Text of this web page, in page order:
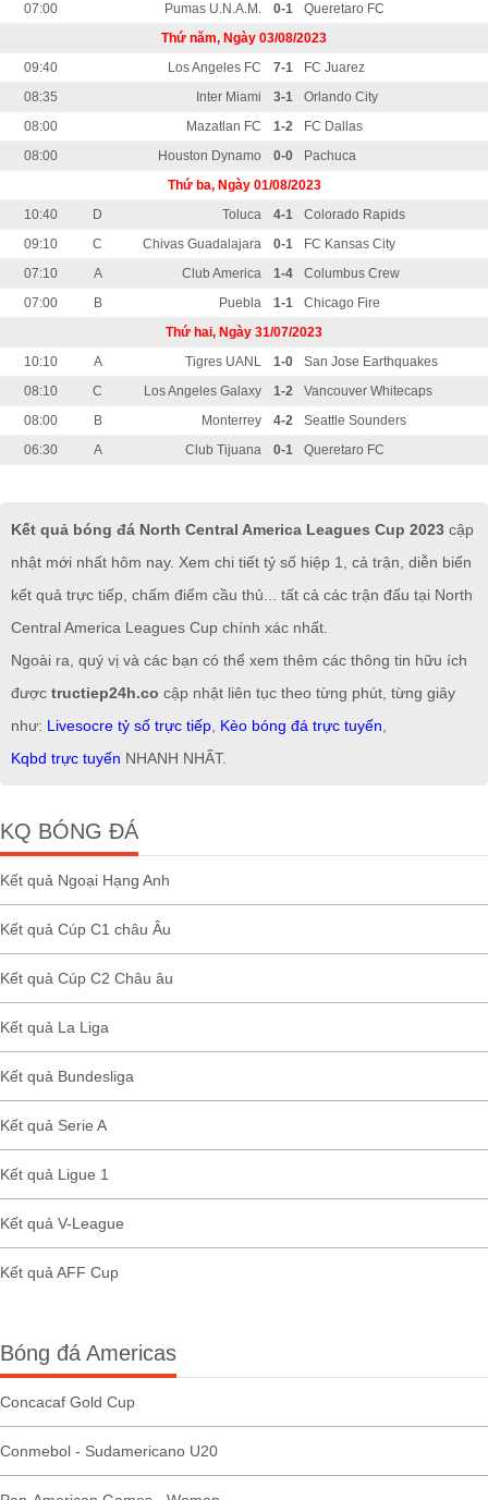
07:00
Pumas U.N.A.M. 0-1
Queretaro FC
Thứ năm, Ngày 03/08/2023
09:40
Los Angeles FC 7-1
FC Juarez
08:35
Inter Miami 3-1
Orlando City
08:00
Mazatlan FC 1-2
FC Dallas
08:00
Houston Dynamo 0-0
Pachuca
Thứ ba, Ngày 01/08/2023
10:40
D Toluca 4-1
Colorado Rapids
09:10
C Chivas Guadalajara 0-1
FC Kansas City
07:10
A Club America 1-4
Columbus Crew
07:00
B Puebla 1-1
Chicago Fire
Thứ hai, Ngày 31/07/2023
10:10
A Tigres UANL 1-0
San Jose Earthquakes
08:10
C Los Angeles Galaxy 1-2
Vancouver Whitecaps
08:00
B Monterrey 4-2
Seattle Sounders
06:30
A Club Tijuana 0-1 Queretaro FC
Kết quả bóng đá North Central America Leagues Cup 2023 cập
nhật mới nhất hôm nay. Xem chi tiết tỷ số hiệp 1, cả trận, diễn biến
kết quả trực tiếp, chấm điểm cầu thủ... tất cả các trận đấu tại North
Central America Leagues Cup chính xác nhất.
Ngoài ra, quý vị và các bạn có thể xem thêm các thông tin hữu ích
được tructiep24h.co cập nhật liên tục theo từng phút, từng giây
như: Livesocre tỷ số trực tiếp Kèo bóng đá trực tuyến
Kqbd trực tuyến NHANH NHẤT.
KQ BÓNG ĐÁ
Kết quả Ngoại Hạng Anh
Kết quả Cúp C1 châu Âu
Kết quả Cúp C2 Châu âu
Kết quả La Liga
Kết quả Bundesliga
Kết quả Serie A
Kết quả Ligue 1
Kết quả V-League
Kết quả AFF Cup
Bóng đá Americas
Concacaf Gold Cup
Conmebol - Sudamericano U20